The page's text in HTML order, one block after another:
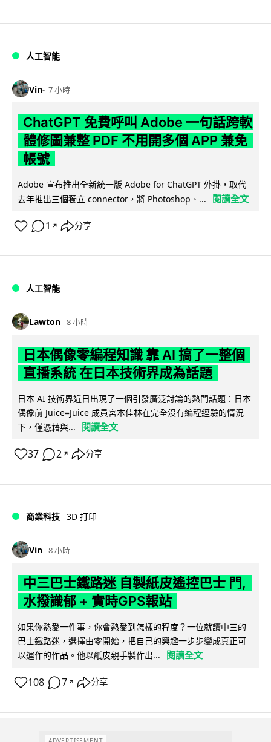
人工智能
Vin 7 小時
ChatGPT 免費呼叫 Adobe 一句話跨軟
體修圖兼整 PDF 不用開多個 APP 兼免
帳號
Adobe 宣布推出全新統一版 Adobe for ChatGPT 外掛，取代
去年推出三個獨立 connector，將 Photoshop、...
閱讀全文
1 ↗ 分享
人工智能
Lawton 8 小時
日本偶像零編程知識 靠 AI 搞了一整個
直播系統 在日本技術界成為話題
日本 AI 技術界近日出現了一個引發廣泛討論的熱門話題：日本
偶像前 Juice=Juice 成員宮本佳林在完全沒有編程經驗的情況
下，僅憑藉與...
閱讀全文
37 2 ↗ 分享
商業科技 3D 打印
Vin 8 小時
中三巴士鐵路迷 自製紙皮遙控巴士 門,
水撥識郁 + 實時GPS報站
如果你熱愛一件事，你會熱愛到怎樣的程度？一位就讀中三的
巴士鐵路迷，選擇由零開始，把自己的興趣一步步變成真正可
以運作的作品。他以紙皮親手製作出...
閱讀全文
108 7 ↗ 分享